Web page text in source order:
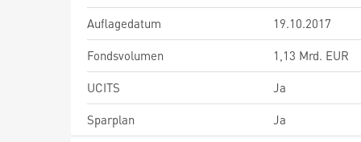
Auflagedatum
19.10.2017
Fondsvolumen
1,13 Mrd. EUR
UCITS
Ja
Sparplan
Ja